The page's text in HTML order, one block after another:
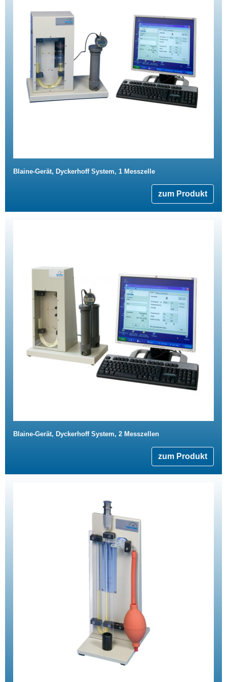
Blaine-Gerät, Dyckerhoff System, 1 Messzelle
zum Produkt
Blaine-Gerät, Dyckerhoff System, 2 Messzellen
zum Produkt